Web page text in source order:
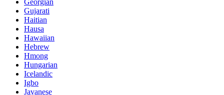
Gujarati
Haitian
Hausa
Hawaiian
Hebrew
Hmong
Hungarian
Icelandic
Igbo
Javanese